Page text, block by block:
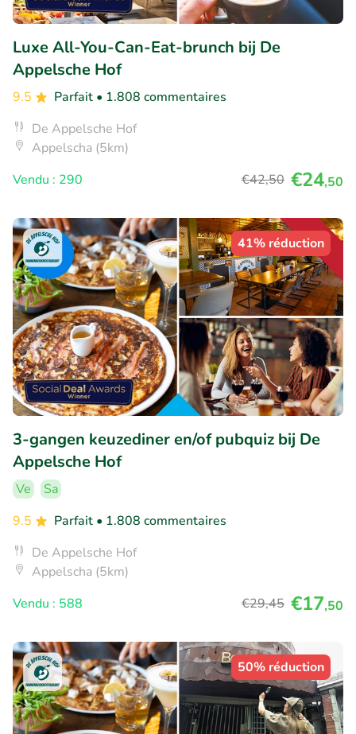
Luxe All-You-Can-Eat-brunch bij De
Appelsche Hof
9.5 Parfait • 1.808 commentaires
De Appelsche Hof
Appelscha (5km)
Vendu : 290
€42,50 €24,50
41% réduction
3-gangen keuzediner en/of pubquiz bij De
Appelsche Hof
Ve
Sa
9.5
Parfait • 1.808 commentaires
De Appelsche Hof
Appelscha (5km)
Vendu : 588
€29,45 €17,50
50% réduction